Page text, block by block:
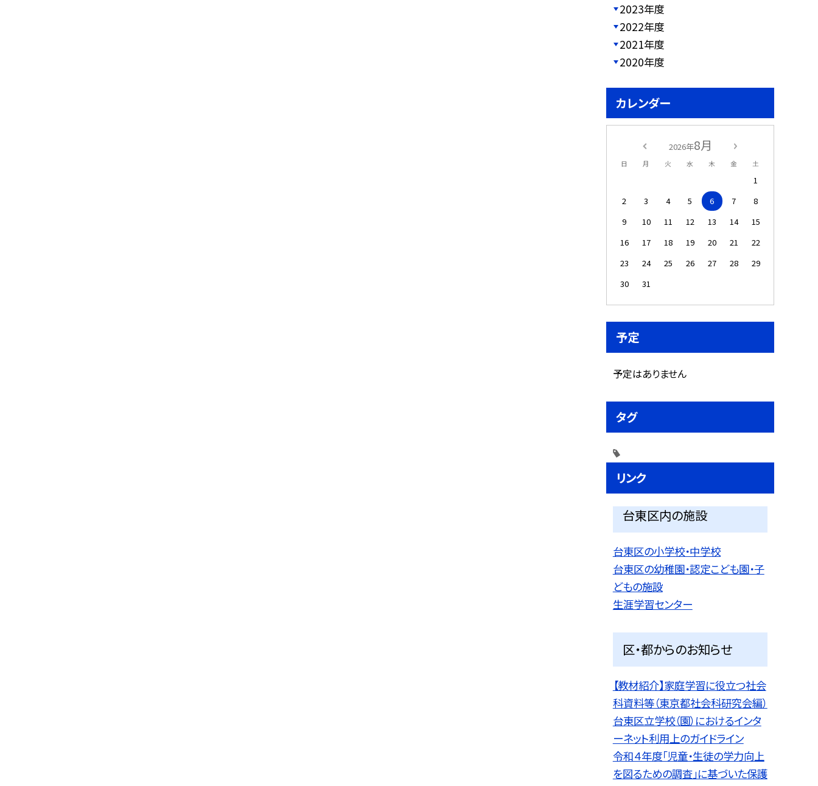
2023年度
2022年度
2021年度
2020年度
カレンダー
2026年8月
日 月 火 水 木 金 土
1
2
3 4 5 6 7
8
9
10 11 12 13 14
15
16
17 18 19 20 21
22
23
24 25 26 27 28
29
30
31
予定
予定はありません
タグ
リンク
台東区内の施設
台東区の小学校・中学校
台東区の幼稚園・認定こども園・子
どもの施設
生涯学習センター
区・都からのお知らせ
【教材紹介】家庭学習に役立つ社会
科資料等（東京都社会科研究会編）
台東区立学校（園）におけるインタ
ーネット利用上のガイドライン
令和４年度「児童・生徒の学力向上
を図るための調査」に基づいた保護